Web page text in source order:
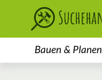
Bauen & Planen